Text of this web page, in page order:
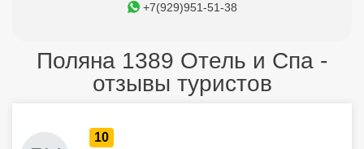
+7(929)951-51-38
Поляна 1389 Отель и Спа -
отзывы туристов
10